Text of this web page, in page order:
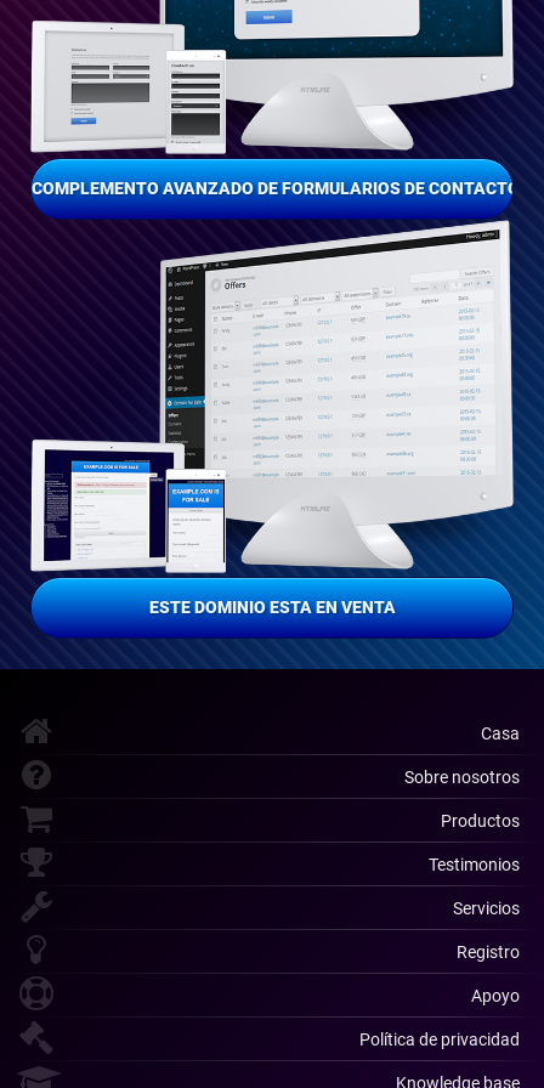
COMPLEMENTO AVANZADO DE FORMULARIOS DE CONTACTO
ESTE DOMINIO ESTA EN VENTA
Casa
Sobre nosotros
Productos
Testimonios
Servicios
Registro
Apoyo
Política de privacidad
Knowledge base